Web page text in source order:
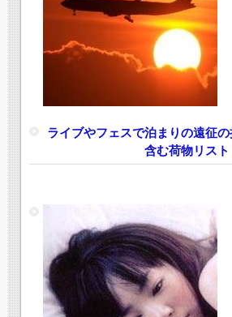
ライブやフェスで泊まりの遠征
含む荷物リスト